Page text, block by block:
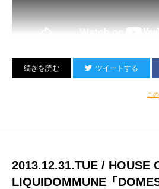
DUB STEPにTAROの歌がのると
reggaeっぽい部分もあり、お気に
ツイートする
こ
2013.12.31.TUE / HOUSE
LIQUIDOMMUNE「